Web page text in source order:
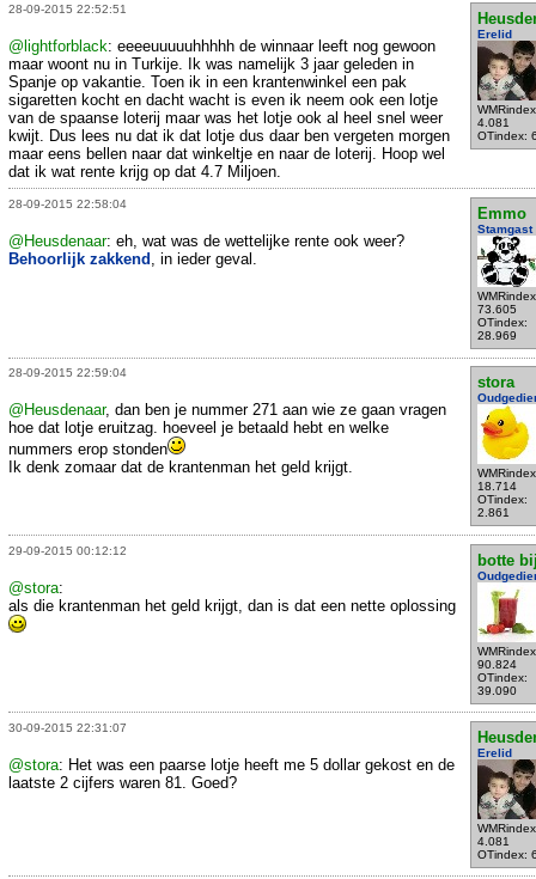
28-09-2015 22:52:51
Erelid
4.081
OTindex:
@lightforblack: eeeeuuuuuhhhhh de winnaar leeft nog gewoon
maar woont nu in Turkije. Ik was namelijk 3 jaar geleden in
Spanje op vakantie. Toen ik in een krantenwinkel een pak
sigaretten kocht en dacht wacht is even ik neem ook een lotje
van de spaanse loterij maar was het lotje ook al heel snel weer
kwijt. Dus lees nu dat ik dat lotje dus daar ben vergeten morgen
maar eens bellen naar dat winkeltje en naar de loterij. Hoop wel
dat ik wat rente krijg op dat 4.7 Miljoen.
28-09-2015 22:58:04
Emmo
Stamgast
73.605
OTindex:
28.969
@Heusdenaar: eh, wat was de wettelijke rente ook weer?
Behoorlijk zakkend
, in ieder geval.
28-09-2015 22:59:04
stora
18.714
OTindex:
2.861
@Heusdenaar, dan ben je nummer 271 aan wie ze gaan vragen
hoe dat lotje eruitzag. hoeveel je betaald hebt en welke
nummers erop stonden
Ik denk zomaar dat de krantenman het geld krijgt.
29-09-2015 00:12:12
botte
90.824
OTindex:
39.090
@stora:
als die krantenman het geld krijgt, dan is dat een nette oplossing
30-09-2015 22:31:07
Erelid
4.081
OTindex:
@stora: Het was een paarse lotje heeft me 5 dollar gekost en de
laatste 2 cijfers waren 81. Goed?